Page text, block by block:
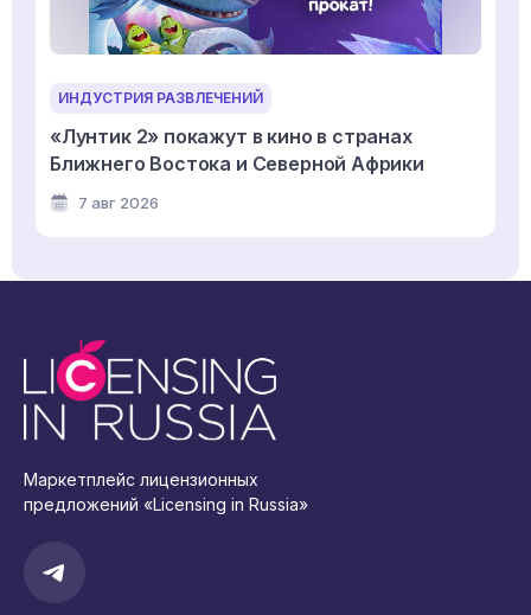
ИНДУСТРИЯ РАЗВЛЕЧЕНИЙ
«Лунтик 2» покажут в кино в странах
Ближнего Востока и Северной Африки
7 авг 2026
Маркетплейс лицензионных
предложений «Licensing in Russia»